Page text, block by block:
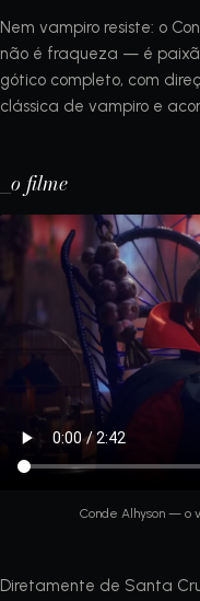
Nem vampiro resiste: o
não é fraqueza — é
gótico completo, com
clássica de vampiro e
_o filme
Conde Alhyson — o
Diretamente de Santa